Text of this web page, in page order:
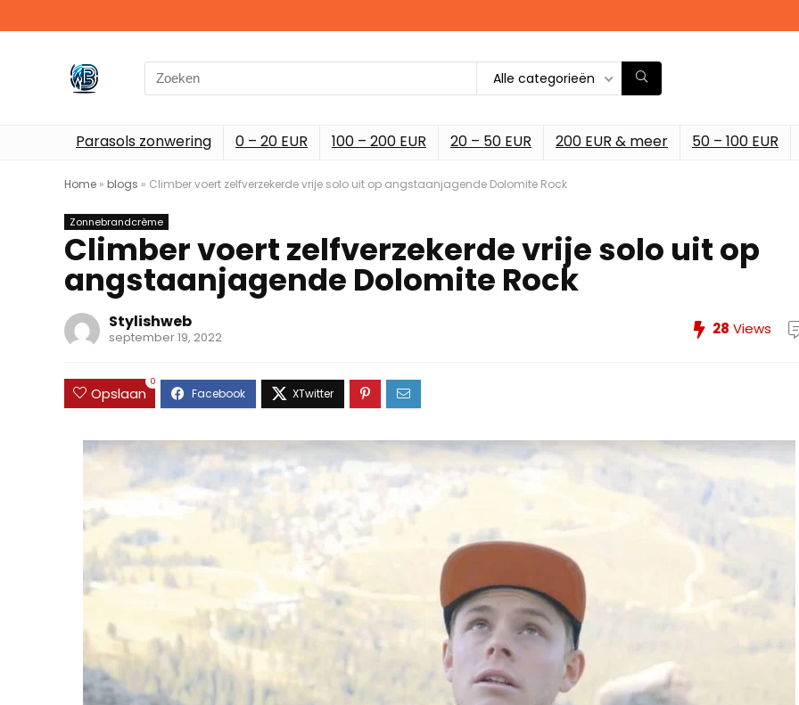
Search
for:
Alle categorieën
Parasols zonwering 0 – 20 EUR 100 – 200 EUR 20 – 50 EUR 200 EUR & meer 50 – 100 EUR
Home » blogs » Climber voert zelfverzekerde vrije solo uit op angstaanjagende Dolomite Rock
Zonnebrandcrème
Climber voert zelfverzekerde vrije solo uit op
angstaanjagende Dolomite Rock
Stylishweb
september 19, 2022 28 Views
Opslaan
0